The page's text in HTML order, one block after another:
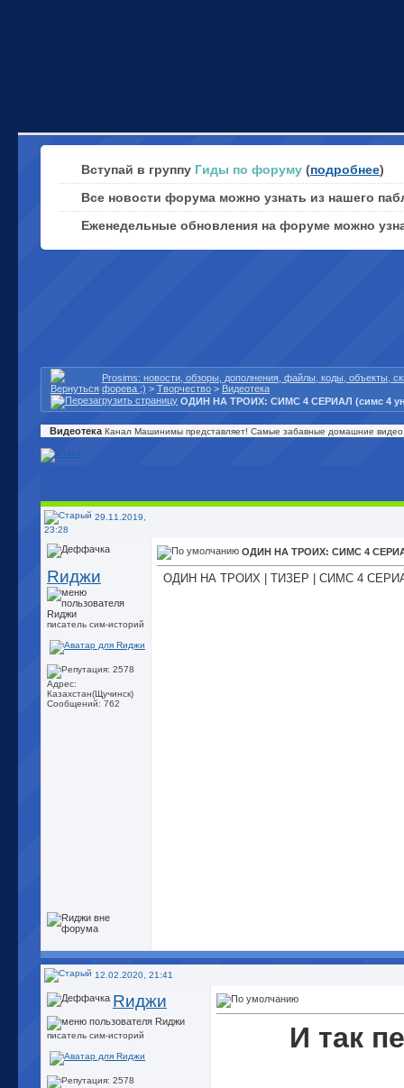
Вступай в группу Гиды по форуму (подробнее)
Все новости форума можно узнать из нашего
Еженедельные обновления на форуме можно
Prosims: новости, обзоры, дополнения, файлы, коды, объекты,
форева ;) > Творчество > Видеотека
ОДИН НА ТРОИХ: СИМС 4 СЕРИАЛ (симс 4
Видеотека Канал Машинимы представляет! Самые забавные домашние
29.11.2019,
23:28
Rиджи
писатель сим-историй
Адрес:
Казахстан(Щучинск)
Сообщений: 762
ОДИН НА ТРОИХ: СИМС 4
ОДИН НА ТРОИХ | ТИЗЕР | СИМС 4 СЕРИАЛ
12.02.2020, 21:41
Rиджи
писатель сим-историй И так